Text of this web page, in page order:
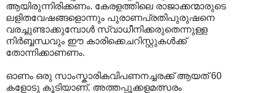
ആയിരുന്നിരിക്കണം. കേരളത്തിലെ രാജാക്കന്മാരുടെ
ലളിതവേഷങ്ങളൊന്നും പുരാണപ്രതിപുരുഷനെ
വരച്ചുണ്ടാക്കുമ്പോൾ സ്വാധീനിക്കരുതെന്നുള്ള
നിർബ്ബന്ധവും ഈ കാരിക്കെചറിസ്റ്റുകൾക്ക്
തോന്നിക്കാണണം.
ഓണം ഒരു സാംസ്കാരികവിപണനച്ചരക്ക് ആയത് 60
കളോടു കൂടിയാണ്. അത്തപ്പൂക്കളമത്സരം